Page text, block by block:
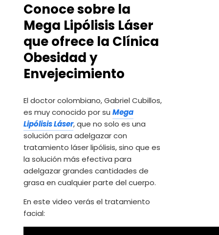
Conoce sobre la
Mega Lipólisis Láser
que ofrece la Clínica
Obesidad y
Envejecimiento
El doctor colombiano, Gabriel Cubillos,
es muy conocido por su Mega
Lipólisis Láser, que no solo es una
solución para adelgazar con
tratamiento láser lipólisis, sino que es
la solución más efectiva para
adelgazar grandes cantidades de
grasa en cualquier parte del cuerpo.
En este video verás el tratamiento
facial: